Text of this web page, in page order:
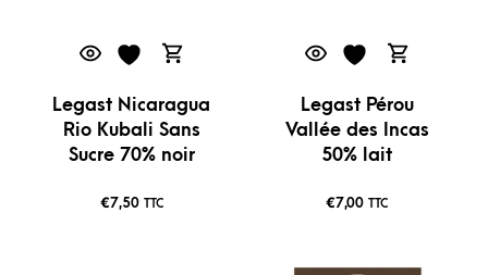
Legast Nicaragua
Rio Kubali Sans
Sucre 70% noir
€7,50 TTC
Legast Pérou
Vallée des Incas
50% lait
€7,00 TTC